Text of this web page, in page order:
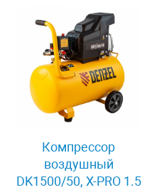
Компрессор
воздушный
DK1500/50, Х-PRO 1.5